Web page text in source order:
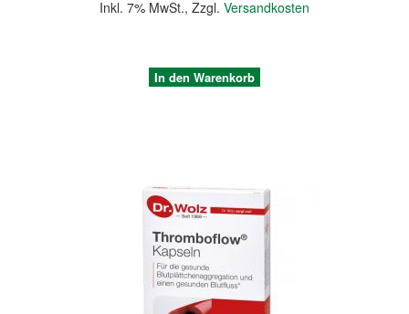
Inkl. 7% MwSt., Zzgl. Versandkosten
In den Warenkorb